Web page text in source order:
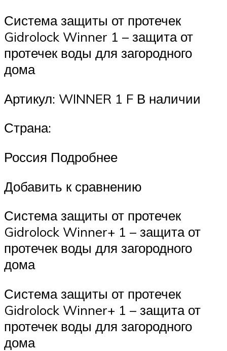
Система защиты от протечек
Gidrolock Winner 1 – защита от
протечек воды для загородного
дома
Артикул: WINNER 1 F В наличии
Страна:
Россия Подробнее
Добавить к сравнению
Система защиты от протечек
Gidrolock Winner+ 1 – защита от
протечек воды для загородного
дома
Система защиты от протечек
Gidrolock Winner+ 1 – защита от
протечек воды для загородного
дома